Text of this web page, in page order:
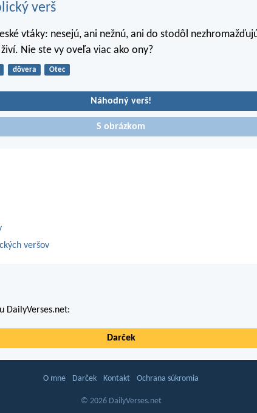
verš
vtáky: nesejú, ani nežnú, ani do stodôl
Nie ste vy oveľa viac ako ony?
dôvera Otec
Náhodný verš!
S obrázkom
veršov
DailyVerses.net:
Darček
O mne Darček Kontakt Ochrana súkromia
© 2026 DailyVerses.net